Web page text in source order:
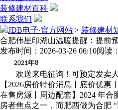
装修建材百科
联系我们
JDB电子·官方网站 > 装修建材
合肥伟星印湖山温暖提醒：提前
发布时间：2026-03-26 06:10阅读：
2021年8
欢送来电征询！可预定发卖人
【2026房价特价消息丨底价优
在售房源丨周边配套】2024 年合
房者焦点之一，而肥西做为合肥